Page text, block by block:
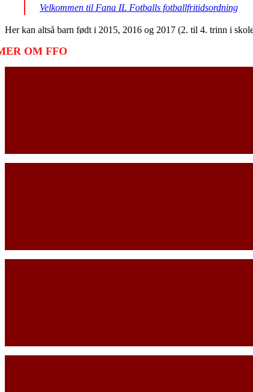
Velkommen til Fana IL Fotballs fotballfritidsordning
Her kan altså barn født i 2015, 2016 og 2017 (2. til 4. trinn i
OM FFO